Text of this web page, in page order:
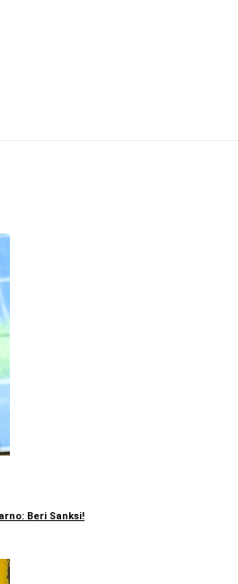
Beri Sanksi!